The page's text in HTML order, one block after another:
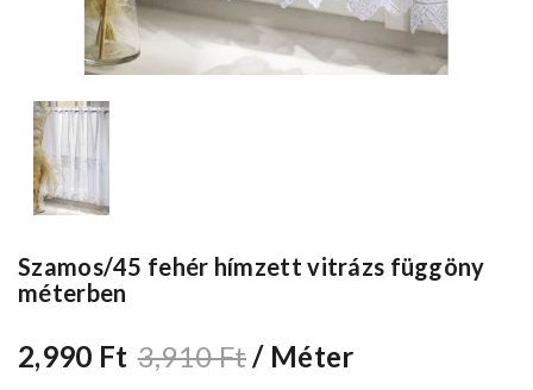
Szamos/45 fehér hímzett vitrázs függöny
méterben
2,990 Ft 3,910 Ft/ Méter